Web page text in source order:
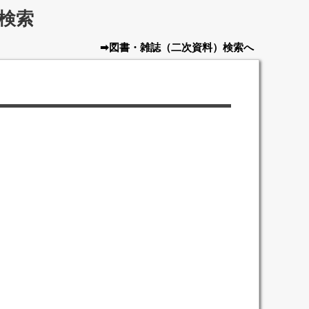
索
➡図書・雑誌（二次資料） 検索へ